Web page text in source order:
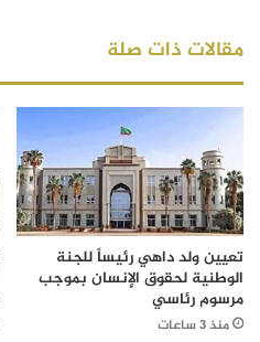
مقالات ذات صلة
تعيين ولد داهي رئيساً للجنة
الوطنية لحقوق الإنسان بموجب
مرسوم رئاسي
منذ 3 ساعات